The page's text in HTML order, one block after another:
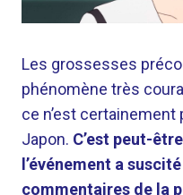
Les grossesses
phénomène très
ce n’est
Japon. C’est peut-
l’événement a
commentaires de la